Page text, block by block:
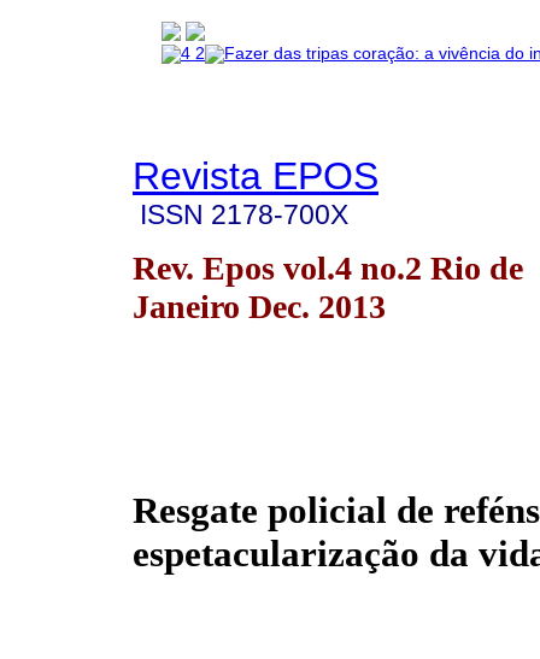
Revista EPOS
ISSN 2178-700X
Rev. Epos vol.4 no.2 Rio de
Janeiro Dec. 2013
Resgate policial de
espetacularização da